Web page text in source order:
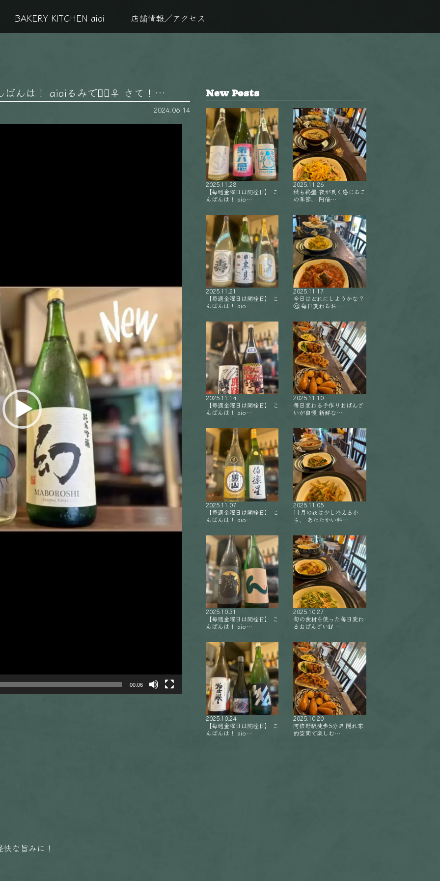
BAKERY KITCHEN aioi 店舗情報／アクセス
んは！ aioiるみです🏻‍♀️ さて！…
2024.06.14
00:06
な旨みに！
New Posts
2025.11.28
【毎週金曜日は開栓日】 こ
んばんは！ aio…
2025.11.26
秋も終盤 夜が長く感じるこ
の季節、 阿倍…
2025.11.21
【毎週金曜日は開栓日】 こ
んばんは！ aio…
2025.11.17
今日はどれにしようかな？
🤔 毎日変わるお…
2025.11.14
【毎週金曜日は開栓日】 こ
んばんは！ aio…
2025.11.10
毎日変わる手作りおばんざ
いが自慢 新鮮な…
2025.11.07
【毎週金曜日は開栓日】 こ
んばんは！ aio…
2025.11.05
11月の夜は少し冷えるか
ら、 あたたかい料…
2025.10.31
【毎週金曜日は開栓日】 こ
んばんは！ aio…
2025.10.27
旬の食材を使った毎日変わ
るおばんざい🥢 …
2025.10.24
【毎週金曜日は開栓日】 こ
んばんは！ aio…
2025.10.20
阿倍野駅徒歩5分‍♂️ 隠れ家
的空間で楽しむ…